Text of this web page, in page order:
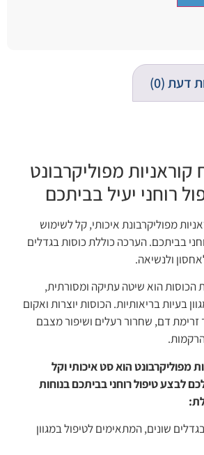
דעת (0)
קוראניות מפוליקרבונט
רוחני יעיל בביתכם
קוראניות מפוליקרבונת איכותי, קל לשימוש
בביתכם. הערכה כוללת כוסות בגדלים
ולנשיאה.
הכוסות הוא שיטה עתיקה ומסורתית,
בעיות בריאותיות. הכוסות יוצרות ואקום
זרימת דם, שחרור רעלים ושיפור מצבם
מפוליקרבונט הוא סט איכותי וקל
לבצע טיפול רוחני בביתכם בנוחות
בגדלים שונים, המתאימים לטיפול במגוון